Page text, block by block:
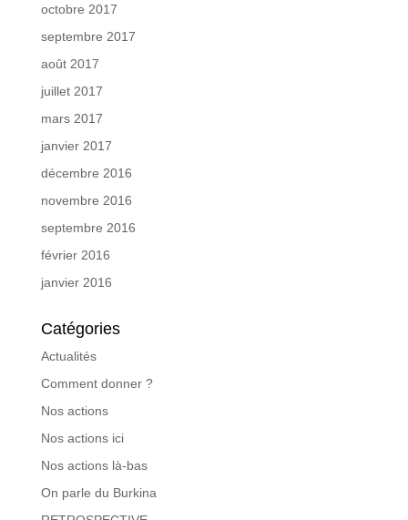
octobre 2017
septembre 2017
août 2017
juillet 2017
mars 2017
janvier 2017
décembre 2016
novembre 2016
septembre 2016
février 2016
janvier 2016
Catégories
Actualités
Comment donner ?
Nos actions
Nos actions ici
Nos actions là-bas
On parle du Burkina